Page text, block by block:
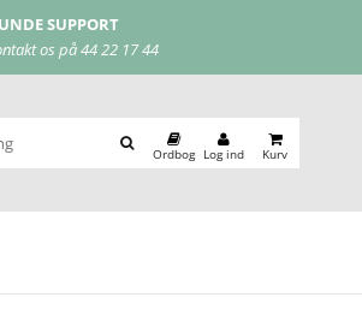
let og nem betaling
Ordbog Log ind Kurv